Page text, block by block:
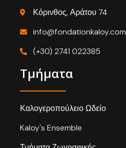
Κόρινθος, Αράτου 74
info@fondationkaloy.com
(+30) 2741 022385
Τμήματα
Καλογεροπούλειο Ωδείο
Kaloy's Ensemble